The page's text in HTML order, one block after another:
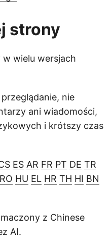
strony
w wielu wersjach
nie
ani wiadomości,
i krótszy czas
ES AR FR PT DE TR
RO HU EL HR TH HI BN
z Chinese
AI.